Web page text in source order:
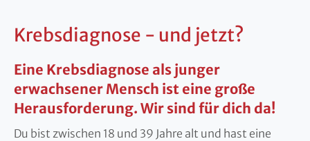
Krebsdiagnose - und jetzt?
Eine Krebsdiagnose als junger
erwachsener Mensch ist eine große
Herausforderung. Wir sind für dich da!
Du bist zwischen 18 und 39 Jahre alt und hast eine